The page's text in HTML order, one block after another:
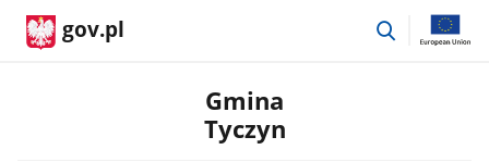
gov.pl
przejdź
Gmina
Tyczyn